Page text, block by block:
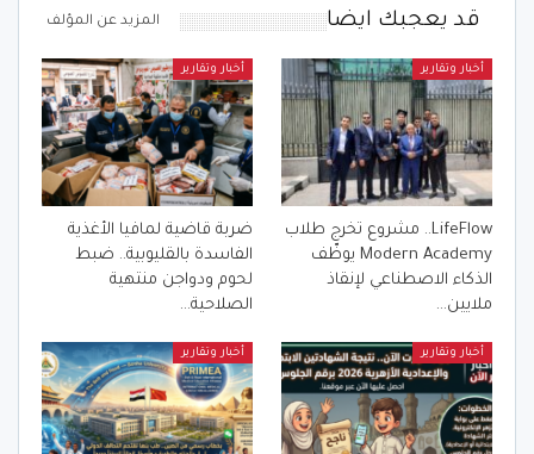
قد يعجبك ايضا المزيد عن المؤلف
أخبار وتقارير
LifeFlow.. مشروع تخرج طلاب
Modern Academy يوظّف
الذكاء الاصطناعي لإنقاذ
ملايين…
أخبار وتقارير
ضربة قاضية لمافيا الأغذية
الفاسدة بالقليوبية.. ضبط
لحوم ودواجن منتهية
الصلاحية…
أخبار وتقارير أخبار وتقارير